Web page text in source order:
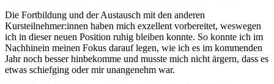
Die Fortbildung und der Austausch mit den anderen
Kursteilnehmer:innen haben mich exzellent vorbereitet, weswegen
ich in dieser neuen Position ruhig bleiben konnte. So konnte ich im
Nachhinein meinen Fokus darauf legen, wie ich es im kommenden
Jahr noch besser hinbekomme und musste mich nicht ärgern, dass es
etwas schiefging oder mir unangenehm war.